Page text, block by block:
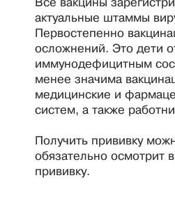
Все вакцины
актуальные штаммы
Первостепенно
осложнений. Это дети
иммунодефицитным
менее значима
медицинские и
систем, а также
Получить прививку
обязательно осмотрит
прививку.